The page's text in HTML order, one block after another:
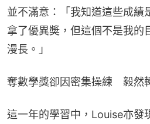
並不滿意：「我知道這些成績
拿了優異奬，但這個不是我的
漫長。」
奪數學獎卻因密集操練　毅然
這一年的學習中，Louise亦發